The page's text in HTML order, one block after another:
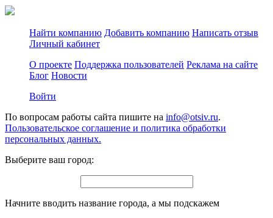
Найти компанию Добавить компанию Написать отзыв
Личный кабинет
О проекте Поддержка пользователей Реклама на сайте
Блог Новости
Войти
По вопросам работы сайта пишите на info@otsiv.ru.
Пользовательское соглашение и политика обработки
персональных данных.
Выберите ваш город:
Начните вводить название города, а мы подскажем